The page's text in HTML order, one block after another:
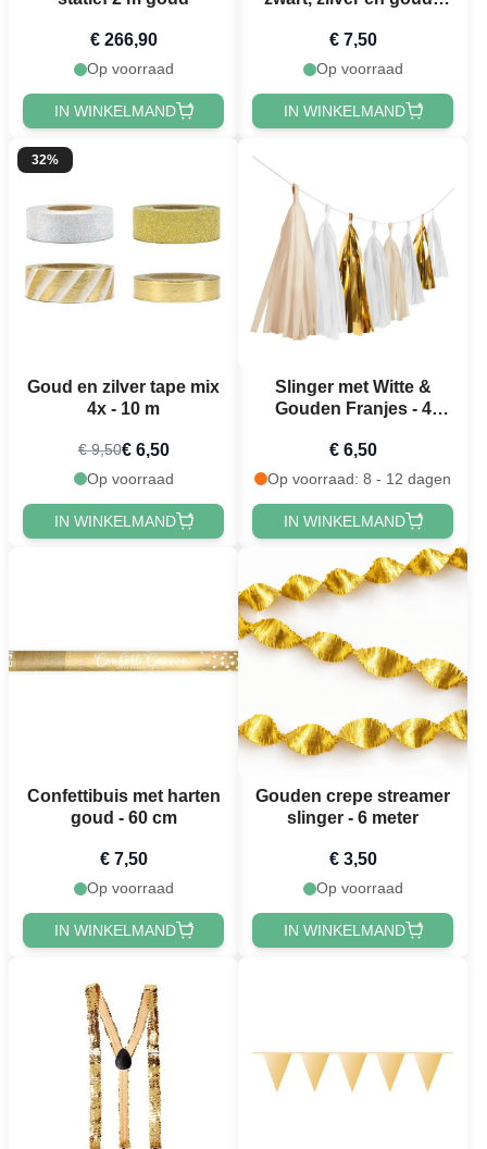
€ 266,90
Op voorraad
IN WINKELMAND
€ 7,50
Op voorraad
IN WINKELMAND
32%
Goud en zilver tape mix
4x - 10 m
€ 9,50€ 6,50
Op voorraad
IN WINKELMAND
Slinger met Witte &
Gouden Franjes - 4
€ 6,50
Op voorraad: 8 - 12 dagen
IN WINKELMAND
Confettibuis met harten
goud - 60 cm
€ 7,50
Op voorraad
IN WINKELMAND
Gouden crepe streamer
slinger - 6 meter
€ 3,50
Op voorraad
IN WINKELMAND